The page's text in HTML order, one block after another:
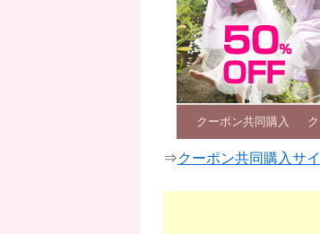
クーポン共同購入
⇒クーポン共同購入サ